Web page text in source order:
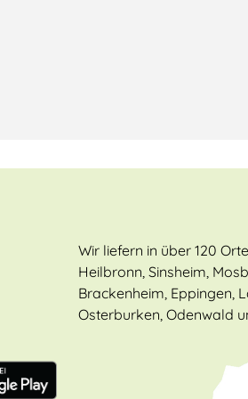
Wir liefern in über 120
Heilbronn, Sinsheim,
Brackenheim, Eppingen,
Osterburken, Odenwald